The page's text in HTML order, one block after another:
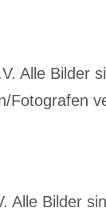
Alle Bilder
Fotografen
Bilder